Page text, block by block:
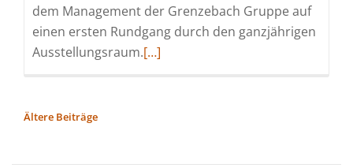
dem Management der Grenzebach Gruppe auf
einen ersten Rundgang durch den ganzjährigen
Ausstellungsraum.Read
[…]
BEITRAGSNAVIGATION
Ältere Beiträge